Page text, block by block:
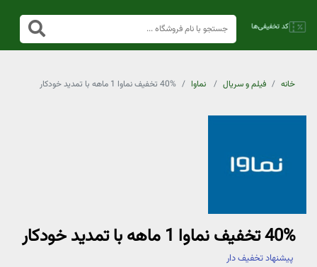
خانه فیلم و سریال نماوا 40% تخفیف نماوا 1 ماهه با تمدید خودکار
40% تخفیف نماوا 1 ماهه با تمدید خودکار
پیشنهاد تخفیف دار